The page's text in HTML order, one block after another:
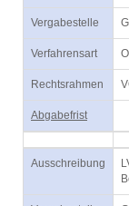
Vergabestelle
Verfahrensart
Rechtsrahmen
Abgabefrist
Ausschreibung